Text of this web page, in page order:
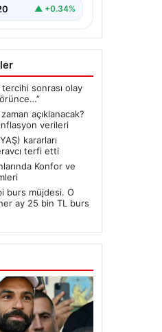
▲ +0.34%
tercihi sonrası olay
açıklanacak?
verileri
kararları
terfi etti
Konfor ve
burs müjdesi. O
ay 25 bin TL burs